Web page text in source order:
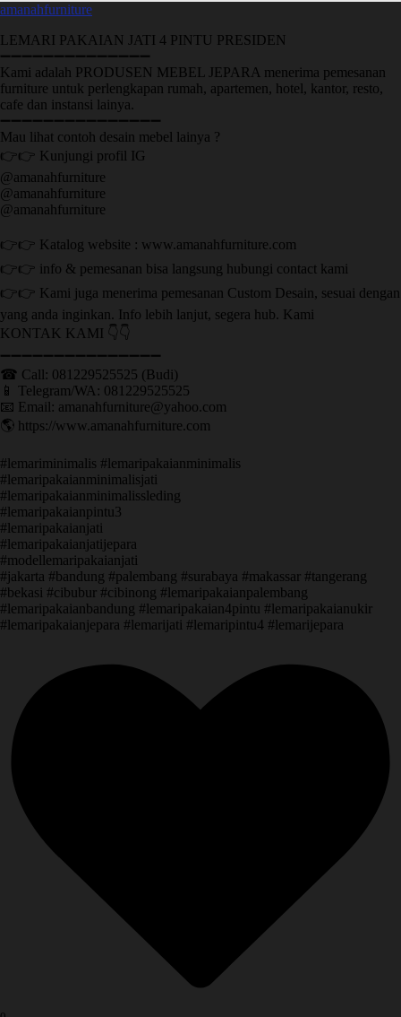
amanahfurniture
LEMARI PAKAIAN JATI 4 PINTU PRESIDEN
➖➖➖➖➖➖➖➖➖➖➖➖➖➖
Kami adalah PRODUSEN MEBEL JEPARA menerima pemesanan
furniture untuk perlengkapan rumah, apartemen, hotel, kantor, resto,
cafe dan instansi lainya.
➖➖➖➖➖➖➖➖➖➖➖➖➖➖➖
Mau lihat contoh desain mebel lainya ?
👉👉 Kunjungi profil IG
@amanahfurniture
@amanahfurniture
@amanahfurniture
👉👉 Katalog website : www.amanahfurniture.com
👉👉 info & pemesanan bisa langsung hubungi contact kami
👉👉 Kami juga menerima pemesanan Custom Desain, sesuai dengan
yang anda inginkan. Info lebih lanjut, segera hub. Kami
KONTAK KAMI 👇👇
➖➖➖➖➖➖➖➖➖➖➖➖➖➖➖ ㅤ
☎ Call: 081229525525 (Budi)
📱 Telegram/WA: 081229525525
📧 Email: amanahfurniture@yahoo.com
🌎 https://www.amanahfurniture.com
#lemariminimalis #lemaripakaianminimalis
#lemaripakaianminimalisjati
#lemaripakaianminimalissleding
#lemaripakaianpintu3
#lemaripakaianjati
#lemaripakaianjatijepara
#modellemaripakaianjati
#jakarta #bandung #palembang #surabaya #makassar #tangerang
#bekasi #cibubur #cibinong #lemaripakaianpalembang
#lemaripakaianbandung #lemaripakaian4pintu #lemaripakaianukir
#lemaripakaianjepara #lemarijati #lemaripintu4 #lemarijepara